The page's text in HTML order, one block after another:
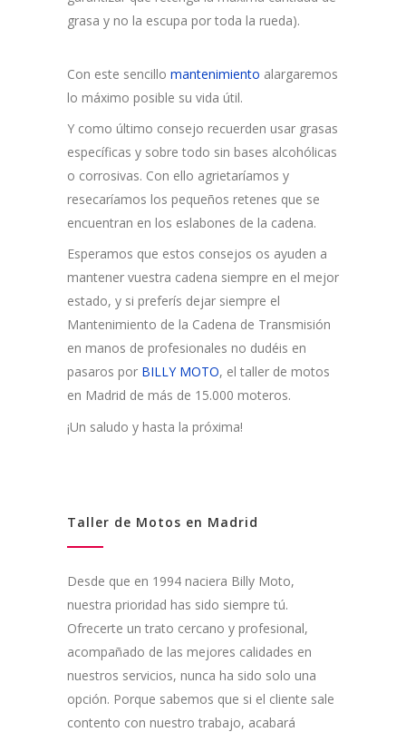
grasa y no la escupa por toda la rueda).
Con este sencillo mantenimiento alargaremos
lo máximo posible su vida útil.
Y como último consejo recuerden usar grasas
específicas y sobre todo sin bases alcohólicas
o corrosivas. Con ello agrietaríamos y
resecaríamos los pequeños retenes que se
encuentran en los eslabones de la cadena.
Esperamos que estos consejos os ayuden a
mantener vuestra cadena siempre en el mejor
estado, y si preferís dejar siempre el
Mantenimiento de la Cadena de Transmisión
en manos de profesionales no dudéis en
pasaros por BILLY MOTO, el taller de motos
en Madrid de más de 15.000 moteros.
¡Un saludo y hasta la próxima!
Taller de Motos en Madrid
Desde que en 1994 naciera Billy Moto,
nuestra prioridad has sido siempre tú.
Ofrecerte un trato cercano y profesional,
acompañado de las mejores calidades en
nuestros servicios, nunca ha sido solo una
opción. Porque sabemos que si el cliente sale
contento con nuestro trabajo, acabará